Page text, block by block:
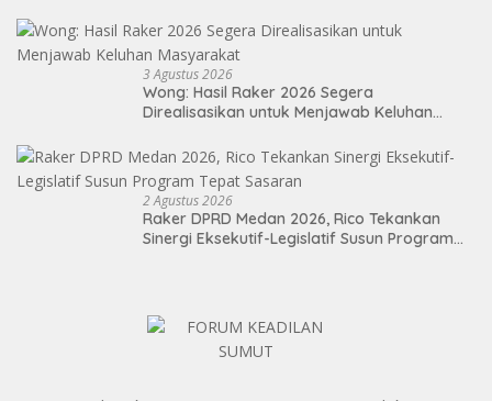
3 Agustus 2026
Wong: Hasil Raker 2026 Segera
Direalisasikan untuk Menjawab Keluhan
2 Agustus 2026
Raker DPRD Medan 2026, Rico Tekankan
Sinergi Eksekutif-Legislatif Susun Program